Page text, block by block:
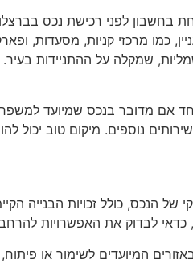
לפני רכישת נכס
כמו מרכזי קניות,
שמקלה על ההתניידות
אם מדובר בנכס שמיועד
נוספים. מיקום טוב יכול
הנכס, כולל זכויות הבנייה
לבדוק את האפשרויות
המיועדים לשימור או